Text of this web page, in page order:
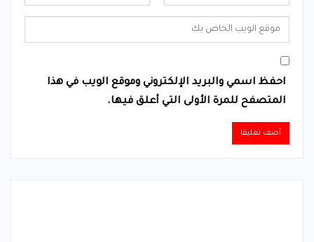
احفظ اسمي والبريد الإلكتروني وموقع الويب في هذا
المتصفح للمرة الأولى التي أعلق فيها.